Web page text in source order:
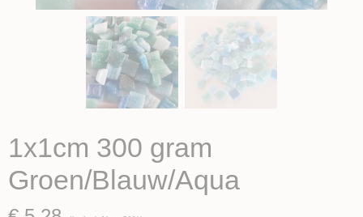
1x1cm 300 gram
Groen/Blauw/Aqua